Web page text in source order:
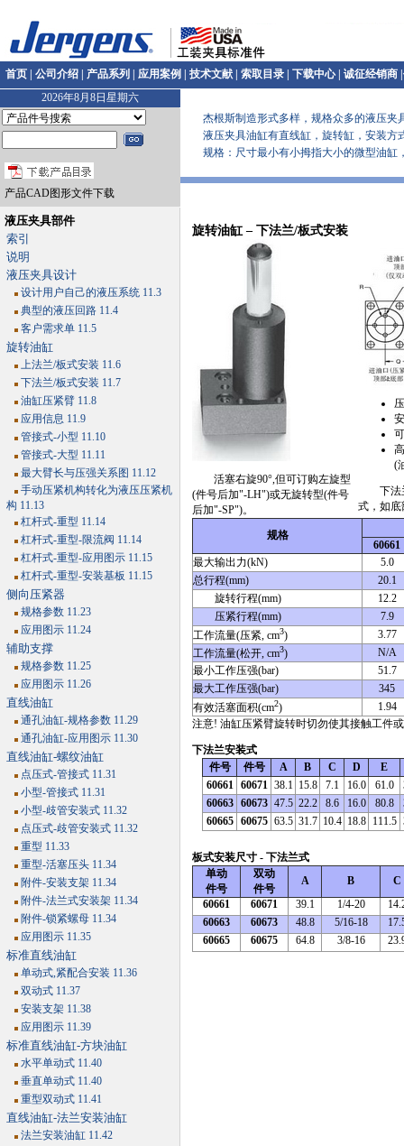
首页 公司介绍 产品系列 应用案例 技术文献 索取目录 下载中心| 诚征经销商
2026年8月8日星期六
产品CAD图形文件下载
液压夹具部件
索引
说明
液压夹具设计
设计用户自己的液压系统 11.3
典型的液压回路 11.4
客户需求单 11.5
旋转油缸
上法兰/板式安装 11.6
下法兰/板式安装 11.7
油缸压紧臂 11.8
应用信息 11.9
管接式-小型 11.10
管接式-大型 11.11
最大臂长与压强关系图 11.12
手动压紧机构转化为液压压紧机
构 11.13
杠杆式-重型 11.14
杠杆式-重型-限流阀 11.14
杠杆式-重型-应用图示 11.15
杠杆式-重型-安装基板 11.15
侧向压紧器
规格参数 11.23
应用图示 11.24
辅助支撑
规格参数 11.25
应用图示 11.26
直线油缸
通孔油缸-规格参数 11.29
通孔油缸-应用图示 11.30
直线油缸-螺纹油缸
点压式-管接式 11.31
小型-管接式 11.31
小型-歧管安装式 11.32
点压式-歧管安装式 11.32
重型 11.33
重型-活塞压头 11.34
附件-安装支架 11.34
附件-法兰式安装架 11.34
附件-锁紧螺母 11.34
应用图示 11.35
标准直线油缸
单动式,紧配合安装 11.36
双动式 11.37
安装支架 11.38
应用图示 11.39
标准直线油缸-方块油缸
水平单动式 11.40
垂直单动式 11.40
重型双动式 11.41
直线油缸-法兰安装油缸
法兰安装油缸 11.42
杰根斯制造形式多样，规格众多的液压夹
液压夹具油缸有直线缸，旋转缸，安装方
规格：尺寸最小有小拇指大小的微型油缸，
旋转油缸 – 下法兰/板式安装
活塞右旋90°,但可订购左旋型
(件号后加"-LH")或无旋转型(件号
后加"-SP")。
(
下法兰
式，如底
规格
60661
最大输出力(kN)
5.0
总行程(mm)
20.1
旋转行程(mm)
12.2
压紧行程(mm)
7.9
工作流量(压紧, cm3)
3.77
工作流量(松开, cm3)
N/A
最小工作压强(bar)
51.7
最大工作压强(bar)
345
有效活塞面积(cm2)
1.94
注意! 油缸压紧臂旋转时切勿使其接触工件
下法兰安装式
件号
件号 A B C D
E
60661
60671 38.1 15.8 7.1 16.0 61.0
60663
60673 47.5 22.2 8.6 16.0 80.8
60665
60675 63.5 31.7 10.4 18.8 111.5
板式安装尺寸 - 下法兰式
单动
件号
双动
件号
A B
C
60661
60671 39.1 1/4-20
60663
60673 48.8 5/16-18
60665
60675 64.8 3/8-16